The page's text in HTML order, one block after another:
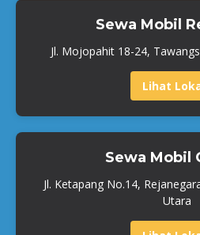
Sewa Mobil
Jl. Mojopahit 18-24,
Lihat
Sewa Mobil
Jl. Ketapang No.14,
Utara